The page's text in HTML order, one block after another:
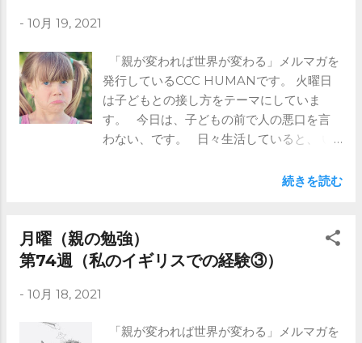
ください。 ご興味ある方はメルマガを是
非！ https://www.ccc-human.com/mail-
magazine
- 10月 19, 2021
「親が変われば世界が変わる」メルマガを
発行しているCCC HUMANです。 火曜日
は子どもとの接し方をテーマにしていま
す。 今日は、子どもの前で人の悪口を言
わない、です。 日々生活していると、 い
ともあるでしょう。 気に入らない人もいる
ん。 特にそれを子どもの前でいうのはやめ
ましょう。 オハイオ州立大学の スコーロ
ンスキー博士の研究によると、 ⇒これより
メルマガをご登録ください。
続きを読む
月曜（親の勉強）
第74週（私のイギリスでの経験③）
- 10月 18, 2021
「親が変われば世界が変わる」メルマガを